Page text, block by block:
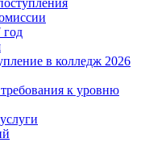
год
в колледж 2026
к уровню